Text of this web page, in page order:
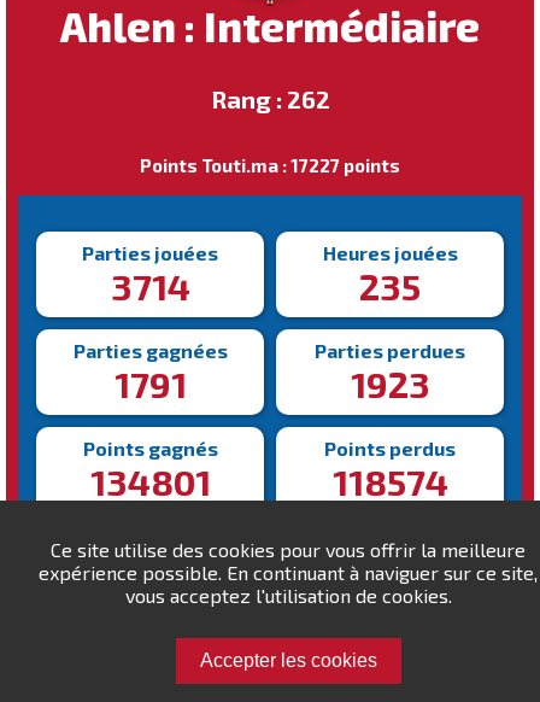
Ce site utilise des cookies pour vous offrir la meilleure
expérience possible. En continuant à naviguer sur ce site,
vous acceptez l'utilisation de cookies.
Accepter les cookies
Ahlen : Intermédiaire
Rang : 262
Points Touti.ma : 17227 points
Parties jouées
3714
Heures jouées
235
Parties gagnées
1791
Parties perdues
1923
Points gagnés
134801
Points perdus
118574
Victoire la plus rapide
89s
Victoire la plus lente
777s
Défiez Ahlen !